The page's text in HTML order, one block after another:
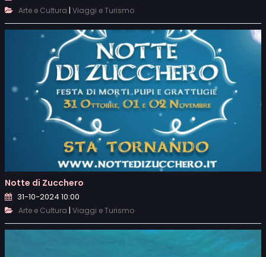
Arte e Cultura | Viaggi e Turismo
Notte di Zucchero
31-10-2024 10:00
Arte e Cultura | Viaggi e Turismo